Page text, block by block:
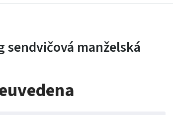
sendvičová manželská